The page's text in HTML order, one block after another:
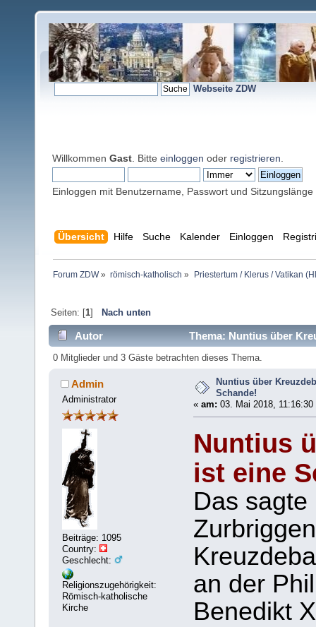
Webseite ZDW
Willkommen Gast . Bitte einloggen oder registrieren
Einloggen mit Benutzername, Passwort und Sitzungslänge
Übersicht Hilfe Suche Kalender Einloggen
Forum ZDW» römisch-katholisch » Priestertum / Klerus / Vatikan
Seiten: [1] Nach unten
Autor Thema: Nuntius über
0 Mitglieder und 3 Gäste betrachten dieses Thema.
Admin
Administrator
Beiträge: 1095
Country:
Geschlecht:
Religionszugehörigkeit:
Römisch-katholische
Kirche
Nuntius über
Schande!
« am: 03. Mai 2018, 11:16:30
Nuntius
ist eine
Das
an der
Benedikt